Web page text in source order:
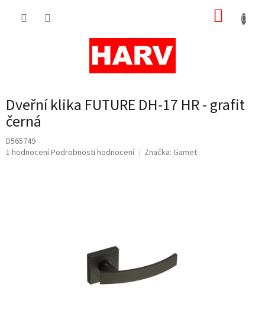
Dveřní klika FUTURE DH-17 HR - grafit
černá
D565749
Průměrné
1 hodnoceníPodrobnosti hodnocení Značka: Gamet